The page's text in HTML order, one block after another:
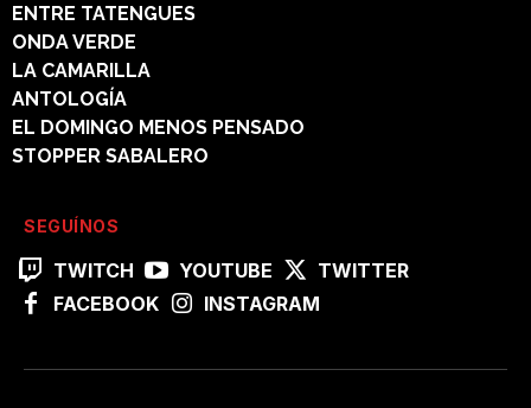
ENTRE TATENGUES
ONDA VERDE
LA CAMARILLA
ANTOLOGÍA
EL DOMINGO MENOS PENSADO
STOPPER SABALERO
SEGUÍNOS
TWITCH YOUTUBE
TWITTER
FACEBOOK
INSTAGRAM